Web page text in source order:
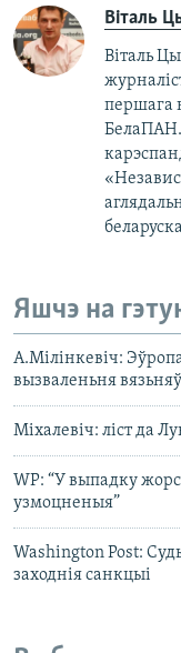
Віталь
Віталь
першага
БелаПАН.
Яшчэ на
А.Мілінкевіч:
вызваленьня вязьняў
Міхалевіч: ліст да
WP: “У выпадку
узмоцненыя”
Washington Post:
заходнія санкцыі